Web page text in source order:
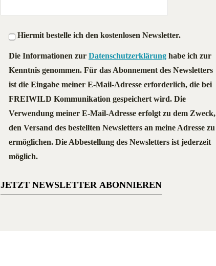
Hiermit bestelle ich den kostenlosen Newsletter.
Die Informationen zur Datenschutzerklärung habe ich zur
Kenntnis genommen. Für das Abonnement des Newsletters
ist die Eingabe meiner E-Mail-Adresse erforderlich, die bei
FREIWILD Kommunikation gespeichert wird. Die
Verwendung meiner E-Mail-Adresse erfolgt zu dem Zweck,
den Versand des bestellten Newsletters an meine Adresse zu
ermöglichen. Die Abbestellung des Newsletters ist jederzeit
möglich.